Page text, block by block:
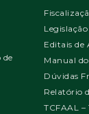
de
Legislação
Editais de
Manual
Dúvidas
Relatório
TCFAAL –